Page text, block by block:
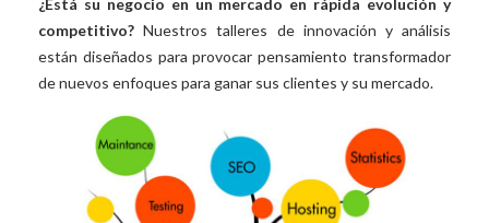
¿Está su negocio en un mercado en rápida evolución y
competitivo? Nuestros talleres de innovación y análisis
están diseñados para provocar pensamiento transformador
de nuevos enfoques para ganar sus clientes y su mercado.